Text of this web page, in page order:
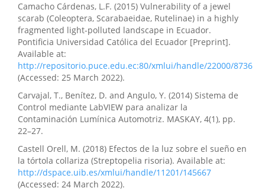
Camacho Cárdenas, L.F. (2015) Vulnerability of a jewel
scarab (Coleoptera, Scarabaeidae, Rutelinae) in a highly
fragmented light-polluted landscape in Ecuador.
Pontificia Universidad Católica del Ecuador [Preprint].
Available at:
http://repositorio.puce.edu.ec:80/xmlui/handle/22000/8736
(Accessed: 25 March 2022).
Carvajal, T., Benítez, D. and Angulo, Y. (2014) Sistema de
Control mediante LabVIEW para analizar la
Contaminación Lumínica Automotriz. MASKAY, 4(1), pp.
22–27.
Castell Orell, M. (2018) Efectos de la luz sobre el sueño en
la tórtola collariza (Streptopelia risoria). Available at:
http://dspace.uib.es/xmlui/handle/11201/145667
(Accessed: 24 March 2022).